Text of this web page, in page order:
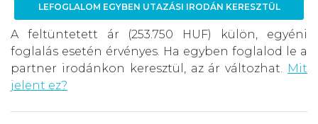
LEFOGLALOM EGYBEN UTAZÁSI IRODÁN KERESZTÜL
A feltüntetett ár (253.750 HUF) külön, egyéni
foglalás esetén érvényes. Ha egyben foglalod le a
partner irodánkon keresztül, az ár változhat.
Mit
jelent ez?